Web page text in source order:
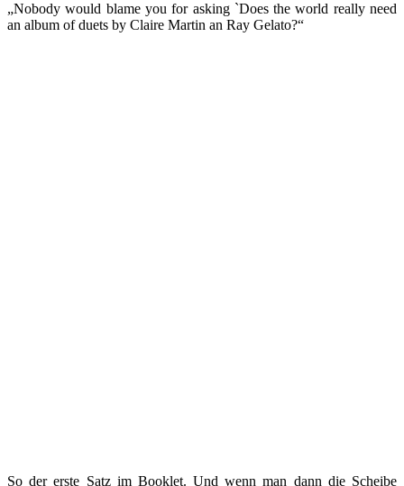
„Nobody would blame you for asking `Does the world really need
an album of duets by Claire Martin an Ray Gelato?“
So der erste Satz im Booklet. Und wenn man dann die Scheibe